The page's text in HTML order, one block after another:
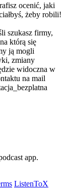
ocenić, jaki
żeby robili!
szukasz firmy,
którą się
ją mogli
zmiany
widoczna w
na mail
app.
ListenToX